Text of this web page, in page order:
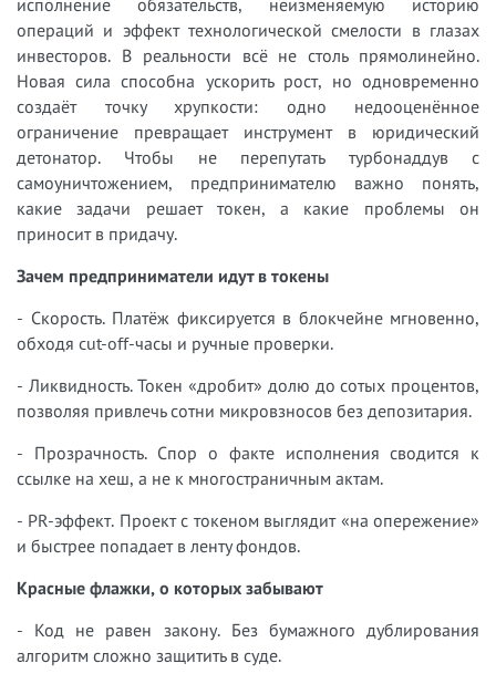
операций и эффект технологической смелости в глазах
инвесторов. В реальности всё не столь прямолинейно.
Новая сила способна ускорить рост, но одновременно
создаёт точку хрупкости: одно недооценённое
ограничение превращает инструмент в юридический
детонатор. Чтобы не перепутать турбонаддув с
самоуничтожением, предпринимателю важно понять,
какие задачи решает токен, а какие проблемы он
приносит в придачу.
Зачем предприниматели идут в токены
- Скорость. Платёж фиксируется в блокчейне мгновенно,
обходя cut-off-часы и ручные проверки.
- Ликвидность. Токен «дробит» долю до сотых процентов,
позволяя привлечь сотни микровзносов без депозитария.
- Прозрачность. Спор о факте исполнения сводится к
ссылке на хеш, а не к многостраничным актам.
- PR-эффект. Проект с токеном выглядит «на опережение»
и быстрее попадает в ленту фондов.
Красные флажки, о которых забывают
- Код не равен закону. Без бумажного дублирования
алгоритм сложно защитить в суде.